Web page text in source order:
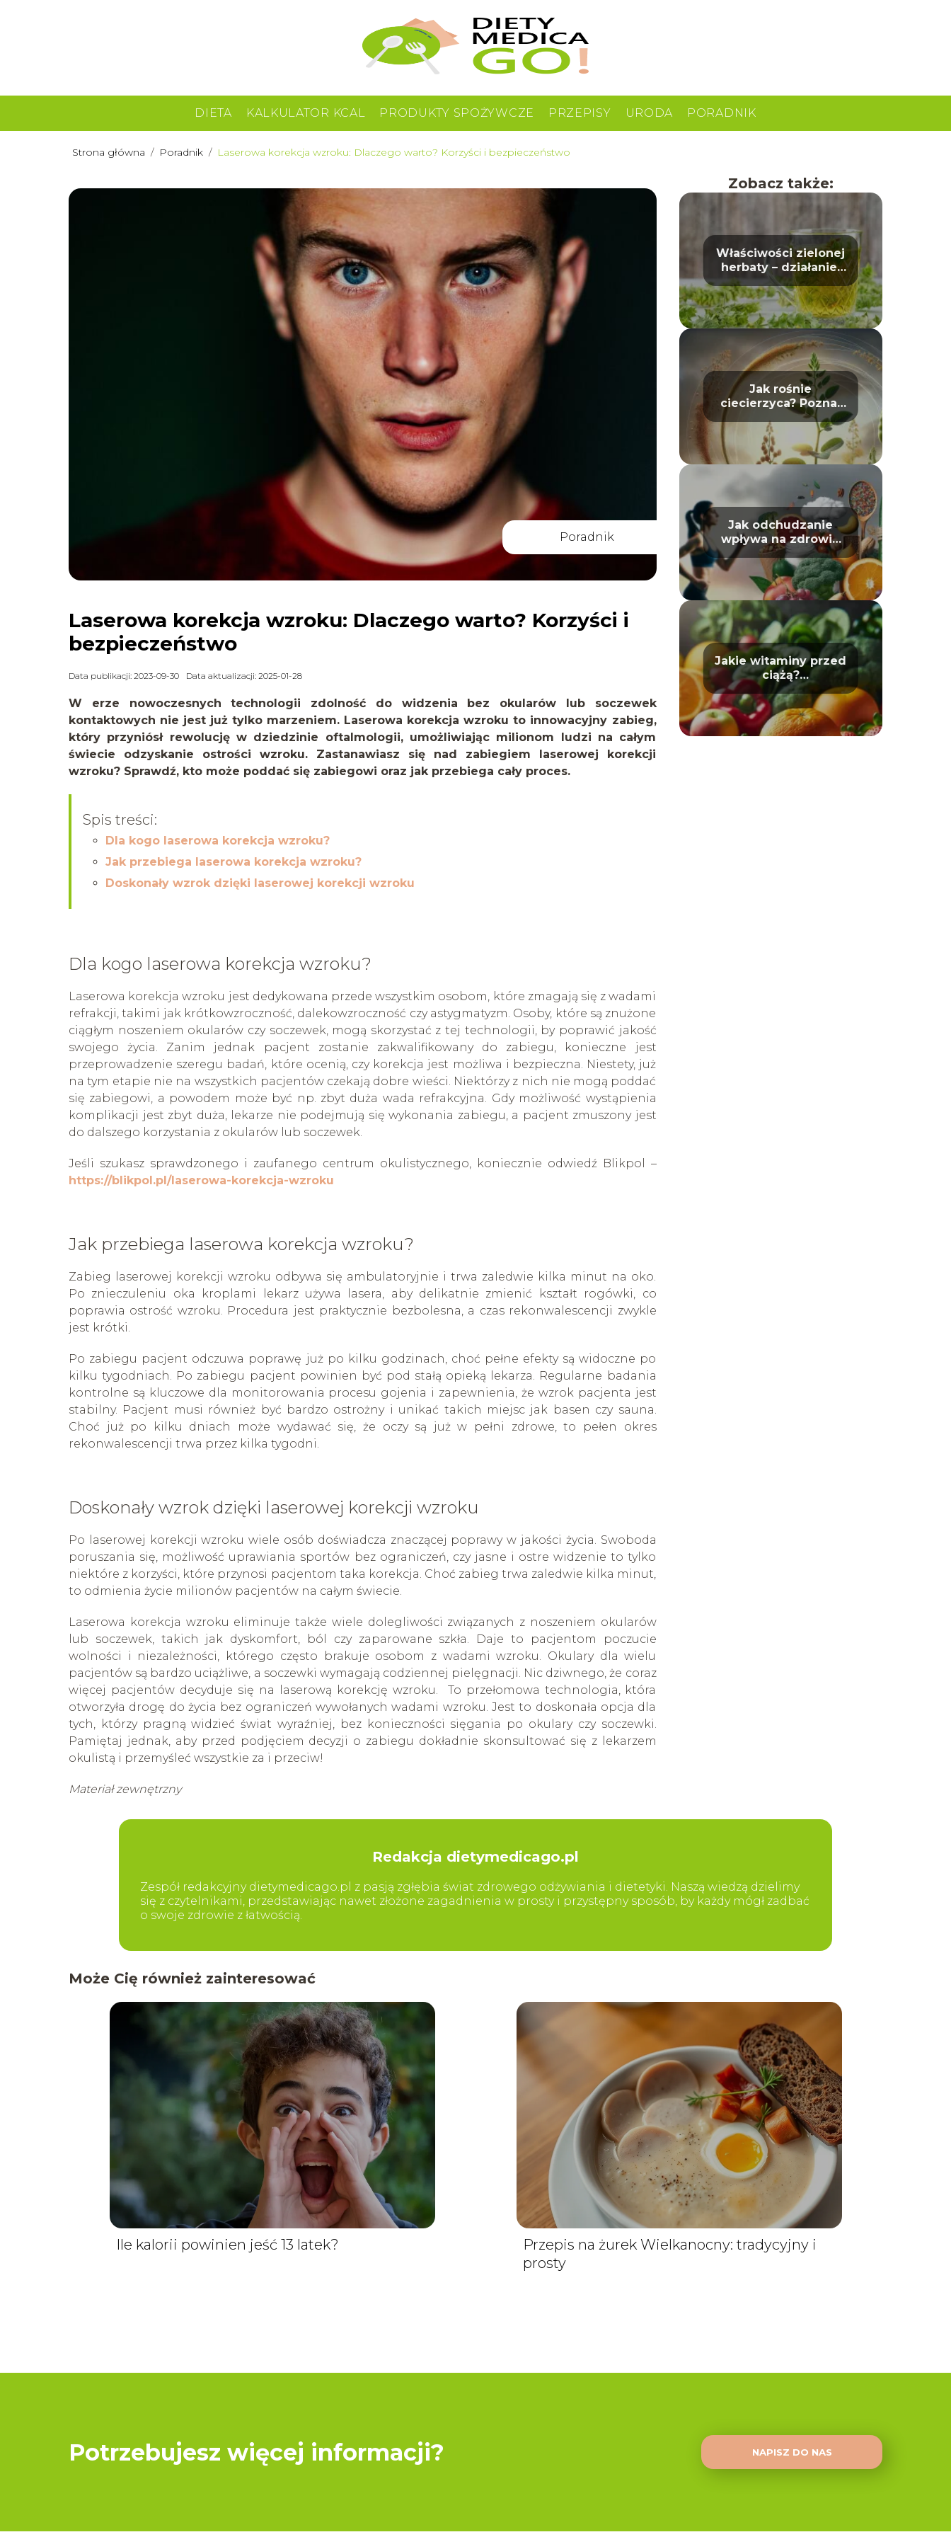
DIETA KALKULATOR KCAL PRODUKTY SPOŻYWCZE PRZEPISY URODA PORADNIK
Strona główna / Poradnik / Laserowa korekcja wzroku: Dlaczego warto? Korzyści i bezpieczeństwo
Poradnik
Laserowa korekcja wzroku: Dlaczego warto? Korzyści i
bezpieczeństwo
Data publikacji: 2023-09-30 Data aktualizacji: 2025-01-28
W erze nowoczesnych technologii zdolność do widzenia bez okularów lub soczewek
kontaktowych nie jest już tylko marzeniem. Laserowa korekcja wzroku to innowacyjny zabieg,
który przyniósł rewolucję w dziedzinie oftalmologii, umożliwiając milionom ludzi na całym
świecie odzyskanie ostrości wzroku. Zastanawiasz się nad zabiegiem laserowej korekcji
wzroku? Sprawdź, kto może poddać się zabiegowi oraz jak przebiega cały proces.
Spis treści:
Dla kogo laserowa korekcja wzroku?
Jak przebiega laserowa korekcja wzroku?
Doskonały wzrok dzięki laserowej korekcji wzroku
Dla kogo laserowa korekcja wzroku?
Laserowa korekcja wzroku jest dedykowana przede wszystkim osobom, które zmagają się z wadami
refrakcji, takimi jak krótkowzroczność, dalekowzroczność czy astygmatyzm. Osoby, które są znużone
ciągłym noszeniem okularów czy soczewek, mogą skorzystać z tej technologii, by poprawić jakość
swojego życia. Zanim jednak pacjent zostanie zakwalifikowany do zabiegu, konieczne jest
przeprowadzenie szeregu badań, które ocenią, czy korekcja jest możliwa i bezpieczna. Niestety, już
na tym etapie nie na wszystkich pacjentów czekają dobre wieści. Niektórzy z nich nie mogą poddać
się zabiegowi, a powodem może być np. zbyt duża wada refrakcyjna. Gdy możliwość wystąpienia
komplikacji jest zbyt duża, lekarze nie podejmują się wykonania zabiegu, a pacjent zmuszony jest
do dalszego korzystania z okularów lub soczewek.
Jeśli szukasz sprawdzonego i zaufanego centrum okulistycznego, koniecznie odwiedź Blikpol –
https://blikpol.pl/laserowa-korekcja-wzroku
Jak przebiega laserowa korekcja wzroku?
Zabieg laserowej korekcji wzroku odbywa się ambulatoryjnie i trwa zaledwie kilka minut na oko.
Po znieczuleniu oka kroplami lekarz używa lasera, aby delikatnie zmienić kształt rogówki, co
poprawia ostrość wzroku. Procedura jest praktycznie bezbolesna, a czas rekonwalescencji zwykle
jest krótki.
Po zabiegu pacjent odczuwa poprawę już po kilku godzinach, choć pełne efekty są widoczne po
kilku tygodniach. Po zabiegu pacjent powinien być pod stałą opieką lekarza. Regularne badania
kontrolne są kluczowe dla monitorowania procesu gojenia i zapewnienia, że wzrok pacjenta jest
stabilny. Pacjent musi również być bardzo ostrożny i unikać takich miejsc jak basen czy sauna.
Choć już po kilku dniach może wydawać się, że oczy są już w pełni zdrowe, to pełen okres
rekonwalescencji trwa przez kilka tygodni.
Doskonały wzrok dzięki laserowej korekcji wzroku
Po laserowej korekcji wzroku wiele osób doświadcza znaczącej poprawy w jakości życia. Swoboda
poruszania się, możliwość uprawiania sportów bez ograniczeń, czy jasne i ostre widzenie to tylko
niektóre z korzyści, które przynosi pacjentom taka korekcja. Choć zabieg trwa zaledwie kilka minut,
to odmienia życie milionów pacjentów na całym świecie.
Laserowa korekcja wzroku eliminuje także wiele dolegliwości związanych z noszeniem okularów
lub soczewek, takich jak dyskomfort, ból czy zaparowane szkła. Daje to pacjentom poczucie
wolności i niezależności, którego często brakuje osobom z wadami wzroku. Okulary dla wielu
pacjentów są bardzo uciążliwe, a soczewki wymagają codziennej pielęgnacji. Nic dziwnego, że coraz
więcej pacjentów decyduje się na laserową korekcję wzroku. To przełomowa technologia, która
otworzyła drogę do życia bez ograniczeń wywołanych wadami wzroku. Jest to doskonała opcja dla
tych, którzy pragną widzieć świat wyraźniej, bez konieczności sięgania po okulary czy soczewki.
Pamiętaj jednak, aby przed podjęciem decyzji o zabiegu dokładnie skonsultować się z lekarzem
okulistą i przemyśleć wszystkie za i przeciw!
Materiał zewnętrzny
Zobacz także:
Właściwości zielonej
herbaty – działanie,
korzyści i wpływ na
zdrowie
Jak rośnie
ciecierzyca? Poznaj
jej cykl życia
Jak odchudzanie
wpływa na zdrowie
psychiczne: mit czy
prawda?
Jakie witaminy przed
ciążą?
Przygotowanie do
macierzyństwa
Redakcja dietymedicago.pl
Zespół redakcyjny dietymedicago.pl z pasją zgłębia świat zdrowego odżywiania i dietetyki. Naszą wiedzą dzielimy
się z czytelnikami, przedstawiając nawet złożone zagadnienia w prosty i przystępny sposób, by każdy mógł zadbać
o swoje zdrowie z łatwością.
Może Cię również zainteresować
Ile kalorii powinien jeść 13 latek?
Przepis na żurek Wielkanocny: tradycyjny i
prosty
Potrzebujesz więcej informacji? NAPISZ DO NAS